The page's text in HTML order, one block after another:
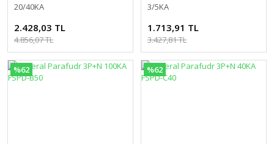
20/40KA
2.428,03 TL
4.856,07 TL
3/5KA
1.713,91 TL
3.427,81 TL
%62 %62